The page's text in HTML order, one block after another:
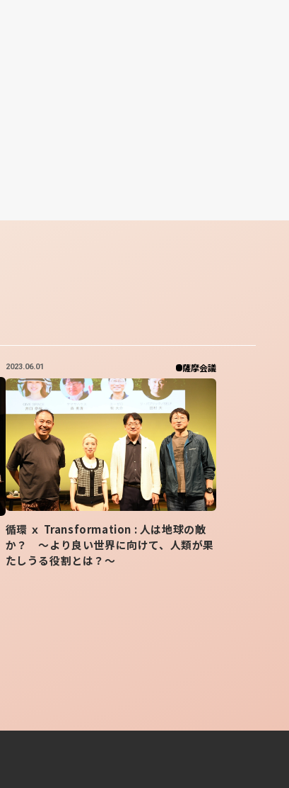
2023.06.01 薩摩会議
循環 ｘ Transformation : 人は地球の敵
か？ 〜より良い世界に向けて、人類が果
たしうる役割とは？～